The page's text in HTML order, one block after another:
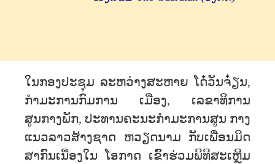
ໃນກອງປະຊຸມ ລະຫວ່າງສະຫາຍ ໂດ໋ວັນຈ໋ຽນ,
ກໍາມະການກົມການ ເມືອງ, ເລຂາທິການ
ສູນກາງພັກ, ປະທານຄະນະກໍາມະການສູນ ກາງ
ແນວລາວສ້າງຊາດ ຫວຽດນາມ ກັບເພື່ອນມິດ
ສາກົນເນື່ອງໃນ ໂອກາດ ເຂົ້າຮ່ວມພິທີສະເຫຼີມ